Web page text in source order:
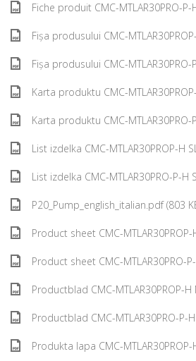
Fiche produit CMC-MTLAR30PRO-P-
Fișa produsului CMC-
Fișa produsului CMC-MTLAR30PRO-
Karta produktu CMC-
Karta produktu CMC-MTLAR30PRO-
List izdelka CMC-MTLAR30PROP-H
List izdelka CMC-MTLAR30PRO-P-H
P20_Pump_english_italian.pdf (803
Product sheet CMC-
Product sheet CMC-MTLAR30PRO-
Productblad CMC-MTLAR30PROP-H
Productblad CMC-MTLAR30PRO-P-
Produkta lapa CMC-